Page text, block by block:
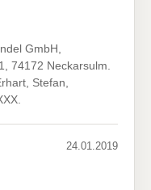
GmbH,
74172 Neckarsulm.
Stefan,
24.01.2019